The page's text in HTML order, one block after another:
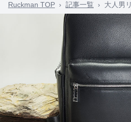
Ruckman TOP › 記事一覧 › 大人男